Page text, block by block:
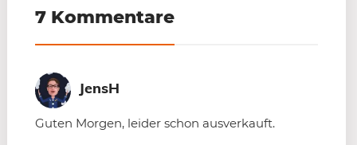
7 Kommentare
JensH
Guten Morgen, leider schon ausverkauft.